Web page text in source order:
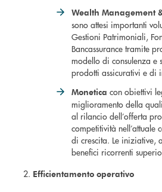
Wealth Management
sono attesi importanti
Gestioni Patrimoniali,
Bancassurance tramite
modello di consulenza e
prodotti assicurativi e di
Monetica con obiettivi
miglioramento della
al rilancio dell’offerta
competitività nell’attuale
di crescita. Le iniziative,
benefici ricorrenti
Efficientamento operativo